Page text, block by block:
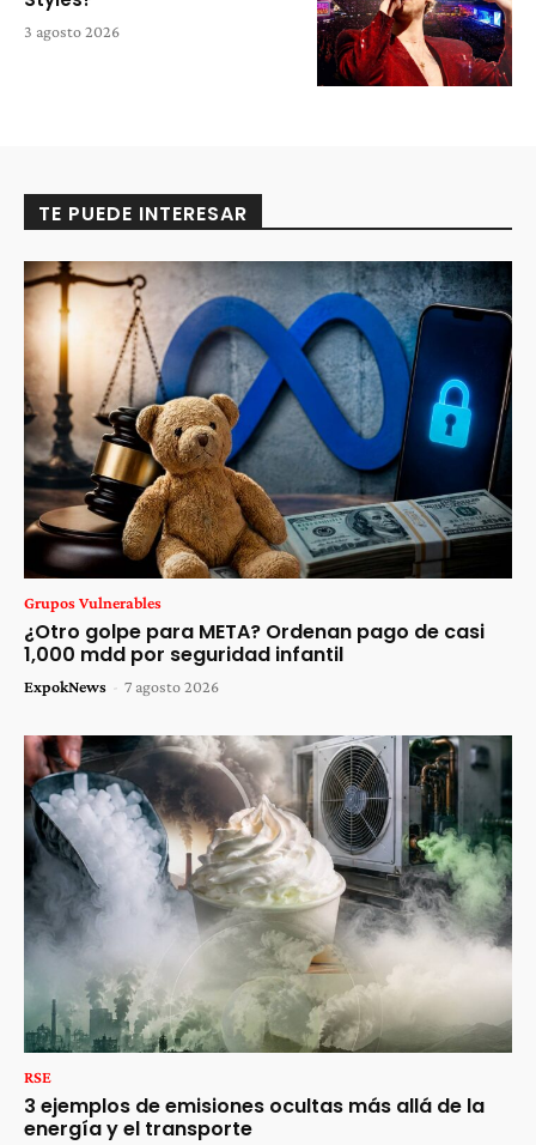
3 agosto 2026
TE PUEDE INTERESAR
Grupos Vulnerables
¿Otro golpe para META? Ordenan pago de casi
1,000 mdd por seguridad infantil
ExpokNews - 7 agosto 2026
RSE
3 ejemplos de emisiones ocultas más allá de la
energía y el transporte